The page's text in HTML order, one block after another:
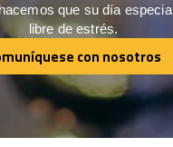
que su día
libre de estrés.
con nosotros
con nosotros